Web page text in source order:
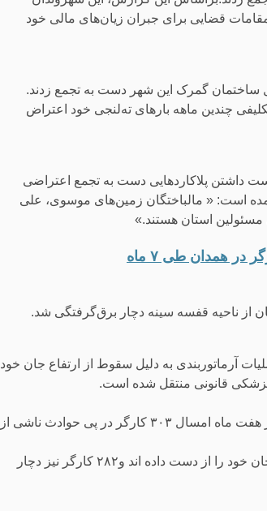
قضایی برای جبران زیان‌های مالی خود
مقابل ساختمان گمرک این شهر دست به تجمع زدند.
چندین ماهه بارهای ته‌لنجی خود اعتراض
داشتن پلاکاردهایی دست به تجمع اعتراضی
است: « مالباختگان زمین‌های موسوی، علی
استان هستند.»
انجام کار در یک ساختمان از ناحیه قفسه سینه دچار برق‌گرفتگی شد.
آرماتوربندی به دلیل سقوط از ارتفاع جان خود
قانونی منتقل شده است.
محمد مالمیر، مدیر کل پزشکی قانونی استان همدان ضمن اعلام این خبر گفت: « در هفت ماه امسال ۳۰۳ کارگر در پی حوادث ناشی از
وی همچنین اعلام کرد که در این مدت، ۲۱ کارگر در حوداث ناشی از کار در استان جان خود را از دست داده اند و۲۸۲ کارگر نیز دچار